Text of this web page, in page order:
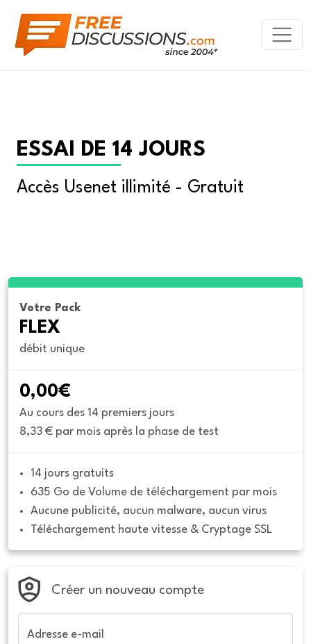
ESSAI DE 14 JOURS
Accès Usenet illimité - Gratuit
Votre Pack
FLEX
débit unique
0,00€
Au cours des 14 premiers jours
8,33 € par mois après la phase de test
14 jours gratuits
635 Go de Volume de téléchargement par mois
Aucune publicité, aucun malware, aucun virus
Téléchargement haute vitesse & Cryptage SSL
Créer un nouveau compte
Adresse e-mail